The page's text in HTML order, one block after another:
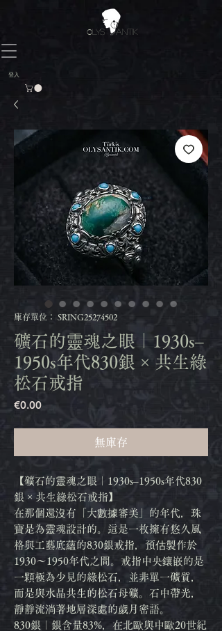
OLYS ANTIK
登入
庫存單位： SRING25274502
礦石的靈魂之眼｜1930s–
1950s年代830銀 × 共生綠
松石戒指
€0.00價
無庫存
【礦石的靈魂之眼｜1930s–1950s年代830
銀 × 共生綠松石戒指】
在那個還沒有「大數據審美」的年代，珠
寶是為靈魂設計的。這是一枚擁有悠久風
格與工藝底蘊的830銀戒指，預估製作於
1930～1950年代之間。戒指中央鑲嵌的是
一顆極為少見的綠松石，並非單一礦質，
而是與水晶共生的松石母礦。石中帶光，
靜靜流淌著地層深處的歲月密語。
830銀｜銀含量83%，在北歐與中歐20世紀